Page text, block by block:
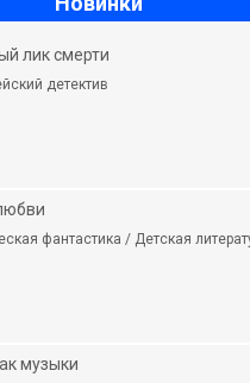
лик смерти
детектив
фантастика / Детская
музыки